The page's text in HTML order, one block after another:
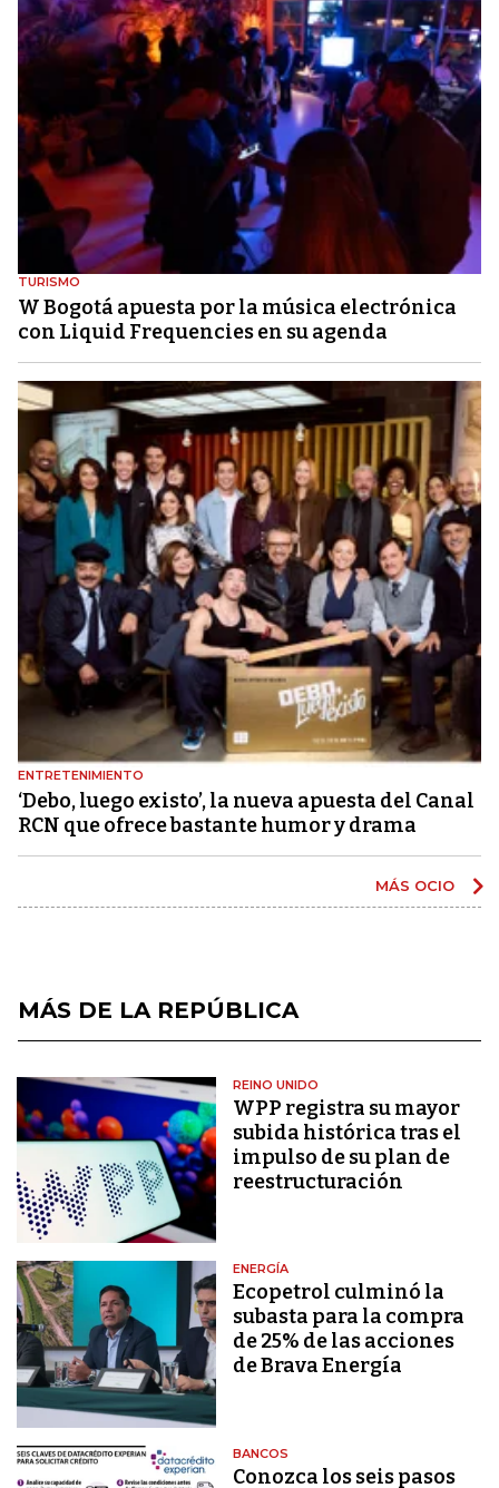
TURISMO
W Bogotá apuesta por la música electrónica
con Liquid Frequencies en su agenda
ENTRETENIMIENTO
‘Debo, luego existo’, la nueva apuesta del Canal
RCN que ofrece bastante humor y drama
MÁS OCIO
MÁS DE LA REPÚBLICA
REINO UNIDO
WPP registra su mayor
subida histórica tras el
impulso de su plan de
reestructuración
ENERGÍA
Ecopetrol culminó la
subasta para la compra
de 25% de las acciones
de Brava Energía
BANCOS
Conozca los seis pasos